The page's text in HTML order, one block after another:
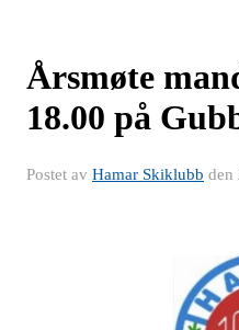
Årsmøte
18.00 på
Postet av Hamar Skiklubb den